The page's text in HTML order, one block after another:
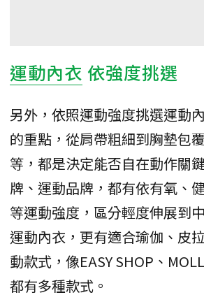
運動內衣 依強度挑選
另外，依照運動強度挑選運動
的重點，從肩帶粗細到胸墊包
等，都是決定能否自在動作關
牌、運動品牌，都有依有氧、
等運動強度，區分輕度伸展到
運動內衣，更有適合瑜伽、皮
動款式，像EASY SHOP、
都有多種款式。